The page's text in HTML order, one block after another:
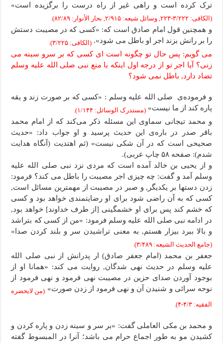
ترک کرده است و راهی غیر از راه درست را برگزیده است»
(الکافی: ۳/۲۲۲-۲۲۳, وسائل شیعه: ۲/۹۱۵, بحار الأنوار: ۸۲/۸۹).
و همچنین قول امام صادق است که: «کسی که در مصیبت دستش
را بر رانش بزند اجر او باطل می شود».(الکافی: ۳/۲۲۵).
می گویم: پس حال تو چگونه است ای کسی که بر سرو سینه می
زنی؟ آیا اجر تو از درجه اول اینکه با منع نبی صلى الله علیه وسلم
تضاد دارد, باطل نمی شود؟
و فرموده‌ی صلى الله علیه وسلم : «کسی که بر صورت زند و یقه
پاره کند از ما نیست»(مستدرک الوسائل: ۱/۱۴۴).
و محمد تیجانی سماوی این مسئله ذکر می‌کند که از امام محمد
باقر صدر در باره‌ی این حدیث پرسید و او جواب داد: «حدیث
صحیحی است که در آن شکی نیست» (ثم اهتدیت (آنگاه هدایت
شدم): صفحه ۵۸ چاپ عربی).
و از یحیی بن خالد آمده است که مردی نزد نبی صلى الله علیه
وسلم آمد و گفت: چه چیزی اجر مصیبت را باطل می کند؟ فرمود:
زدن دستها بر یکدیگر, و صبر در مصیبت از مهمترین مسائل است,
کسی که به آن راضی شود برای او رضایتمندی خواهد بود و کسی
که خشم کند پس برای او خشمگینی [از طرف خداوند] خواهد بود,
در ادامه نبی صلى الله علیه وسلم فرمود: «من از کسی که بتراشد
و بالا ببرد بیزار هستم, به معنی تراشیدن سر و بلند کردن صدا»
(جامع الحدیث الشیعه: ۳/۴۸۹).
جعفر بن محمد (امام جعفر صادق) ار پدرانش از نبی صلى الله
علیه وسلم در حدیث نهی شدگان, روایت می کند: «همانا او از
بوجود آوردن صدای حزین در مصیبت نهی فرمود و نهی فرمود از
نوحه سرائی و شنیدن آن و نهی فرمود از زدن صورت» (من لایحضره
الفقیه: ۴/۳-۴).
و محمد بن مکی العاملی گفت: «بر سر و سینه زدن و پاره کردن و
کشیدن مو به طور اجماع حرام می باشد؛ آنرا در المبسوط گفته